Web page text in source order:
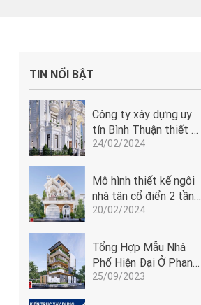
TIN NỔI BẬT
Công ty xây dựng uy
tín Bình Thuận thiết kế
lâu đài tân cổ điển
Phan Thiết
24/02/2024
Mô hình thiết kế ngôi
nhà tân cổ điển 2 tầng
cửa vòm tại Phan
20/02/2024
Tổng Hợp Mẫu Nhà
Phố Hiện Đại Ở Phan
Thiết - Bình Thuận
25/09/2023